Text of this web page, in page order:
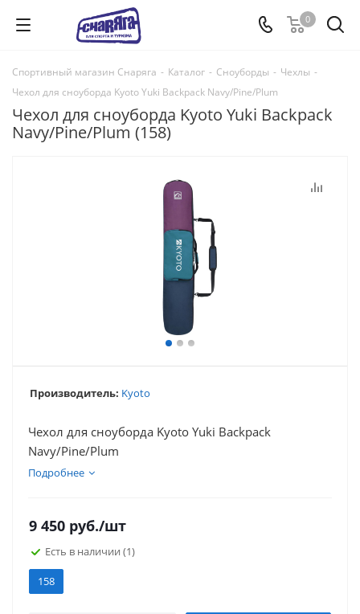
0
Спортивный магазин Снаряга - Каталог - Сноуборды - Чехлы -
Чехол для сноуборда Kyoto Yuki Backpack Navy/Pine/Plum
Чехол для сноуборда Kyoto Yuki Backpack
Navy/Pine/Plum (158)
Производитель: Kyoto
Чехол для сноуборда Kyoto Yuki Backpack
Navy/Pine/Plum
Подробнее
9 450 руб./шт
Есть в наличии (1)
158